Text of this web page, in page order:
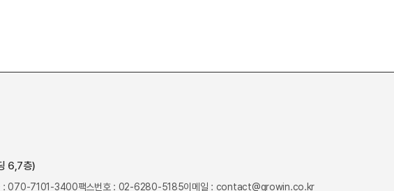
6,7층)
: 070-7101-3400팩스번호 : 02-6280-5185이메일 : contact@growin.co.kr